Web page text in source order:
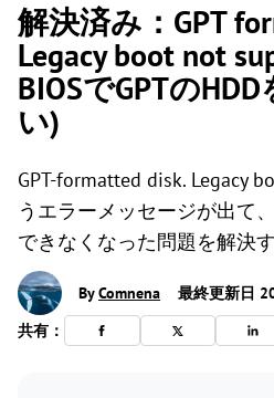
解決済み：GPT
Legacy boot not
BIOSでGPTの
い)
GPT-formatted disk. Legacy
うエラーメッセージが出て
できなくなった問題を解決
ByComnena
最終更新日
共有：